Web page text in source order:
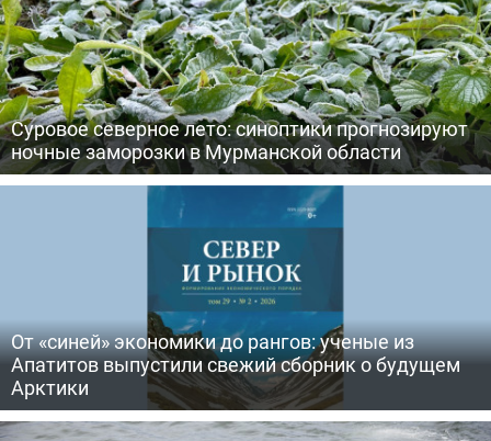
Суровое северное лето: синоптики прогнозируют
ночные заморозки в Мурманской области
От «синей» экономики до рангов: ученые из
Апатитов выпустили свежий сборник о будущем
Арктики